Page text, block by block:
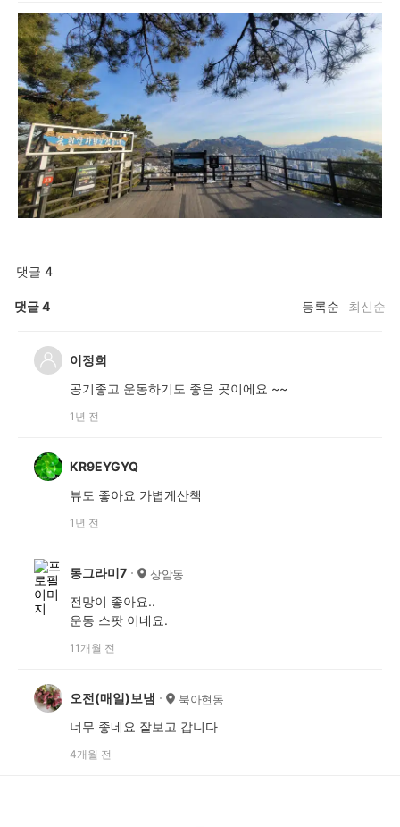
댓글 4
댓글4 등록순 최신순
이정희
공기좋고 운동하기도 좋은 곳이에요 ~~
1년 전
KR9EYGYQ
뷰도 좋아요 가볍게산책
1년 전
동그라미7 상암동
전망이 좋아요..
운동 스팟 이네요.
11개월 전
오전(매일)보냄 북아현동
너무 좋네요 잘보고 갑니다
4개월 전